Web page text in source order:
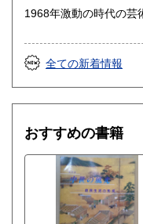
全ての新着情報
おすすめの書籍